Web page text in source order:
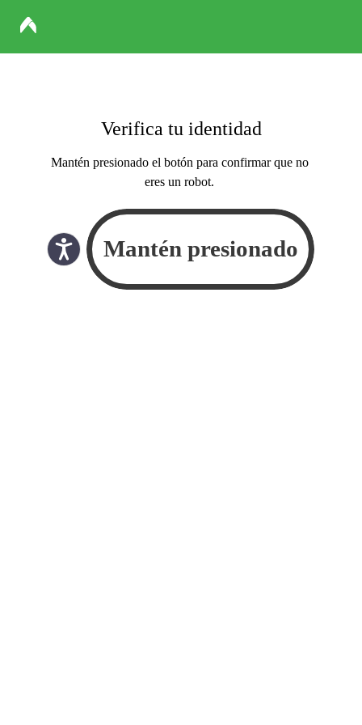
Verifica tu identidad
Mantén presionado el botón para confirmar que no
eres un robot.